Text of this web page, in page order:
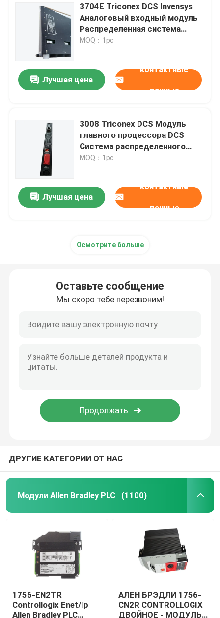
3704E Triconex DCS Invensys
Аналоговый входный модуль
Распределенная система
управления
MOQ：1pc
Лучшая цена
контактные
данные
3008 Triconex DCS Модуль
главного процессора DCS
Система распределенного
управления
MOQ：1pc
Лучшая цена
контактные
данные
Осмотрите больше
Оставьте сообщение
Мы скоро тебе перезвоним!
ДРУГИЕ КАТЕГОРИИ ОТ НАС
Модули Allen Bradley PLC (1100)
1756-EN2TR
Controllogix Enet/Ip
Allen Bradley PLC
АЛЕН БРЭДЛИ 1756-
CN2R CONTROLLOGIX
ДВОЙНОЕ - МОДУЛЬ